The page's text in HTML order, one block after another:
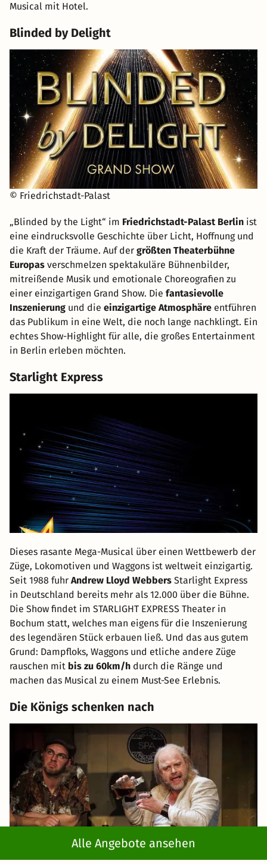
Alle Angebote ansehen
Musical mit Hotel.
Blinded by Delight
© Friedrichstadt-Palast
„Blinded by the Light“ im Friedrichstadt-Palast Berlin ist
eine eindrucksvolle Geschichte über Licht, Hoffnung und
die Kraft der Träume. Auf der größten Theaterbühne
Europas verschmelzen spektakuläre Bühnenbilder,
mitreißende Musik und emotionale Choreografien zu
einer einzigartigen Grand Show. Die fantasievolle
Inszenierung und die einzigartige Atmosphäre entführen
das Publikum in eine Welt, die noch lange nachklingt. Ein
echtes Show-Highlight für alle, die großes Entertainment
in Berlin erleben möchten.
Starlight Express
Dieses rasante Mega-Musical über einen Wettbewerb der
Züge, Lokomotiven und Waggons ist weltweit einzigartig.
Seit 1988 fuhr Andrew Lloyd Webbers Starlight Express
in Deutschland bereits mehr als 12.000 über die Bühne.
Die Show findet im STARLIGHT EXPRESS Theater in
Bochum statt, welches man eigens für die Inszenierung
des legendären Stück erbauen ließ. Und das aus gutem
Grund: Dampfloks, Waggons und etliche andere Züge
rauschen mit bis zu 60km/h durch die Ränge und
machen das Musical zu einem Must-See Erlebnis.
Die Königs schenken nach